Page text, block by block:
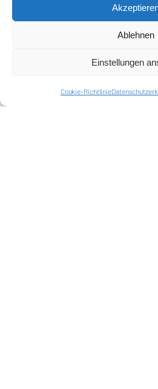
Ablehnen
Einstellungen
Cookie-Richtlinie
Förderkreis Ostkurve
Sei ein Teil des Ganzen!
Cookie-Richtlinie (EU)